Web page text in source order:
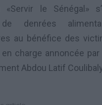
«Servir le Sénégal»
de denrées
au bénéfice des
en charge annoncée
Abdou Latif